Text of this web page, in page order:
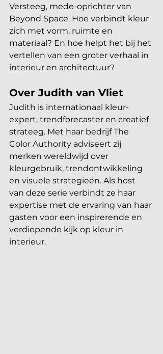
Versteeg, mede-oprichter van
Beyond Space. Hoe verbindt kleur
zich met vorm, ruimte en
materiaal? En hoe helpt het bij het
vertellen van een groter verhaal in
interieur en architectuur?
Over Judith van Vliet
Judith is internationaal kleur-
expert, trendforecaster en creatief
strateeg. Met haar bedrijf The
Color Authority adviseert zij
merken wereldwijd over
kleurgebruik, trendontwikkeling
en visuele strategieën. Als host
van deze serie verbindt ze haar
expertise met de ervaring van haar
gasten voor een inspirerende en
verdiepende kijk op kleur in
interieur.